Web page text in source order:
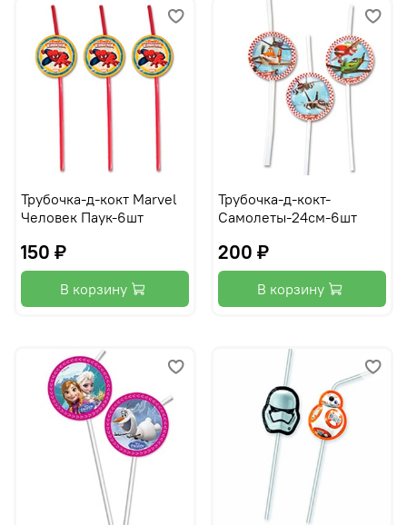
Трубочка-д-кокт Marvel
Человек Паук-6шт
150 ₽
В корзину
Трубочка-д-кокт-
Самолеты-24см-6шт
200 ₽
В корзину